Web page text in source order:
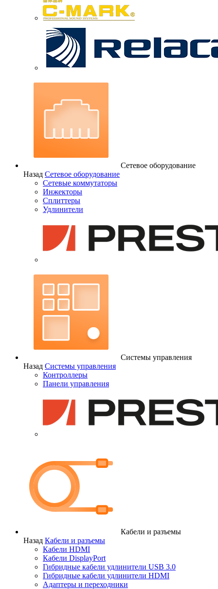
Сетевое оборудование
Назад Сетевое оборудование
Сетевые коммутаторы
Инжекторы
Сплиттеры
Удлинители
Системы управления
Назад Системы управления
Контроллеры
Панели управления
Кабели и разъемы
Назад Кабели и разъемы
Кабели HDMI
Кабели DisplayPort
Гибридные кабели удлинители USB 3.0
Гибридные кабели удлинители HDMI
Адаптеры и переходники